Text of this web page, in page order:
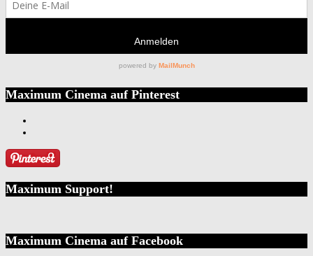
Maximum Cinema auf Pinterest
Maximum Support!
Maximum Cinema auf Facebook